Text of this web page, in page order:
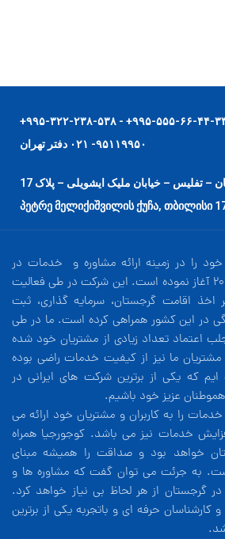
۵۵۵-۶۶-۴۴-۳۳+ - ۹۹۵-۳۲۲-۲۳۸-۵۳۸+
۹۵۱۱۹۹۵۰- ۰۲۱ دفتر تهران
– تفلیس – خیابان ملیک ایشویلی – پلاک 17
17 პეტრე მელიქიშვილის
را در زمینه ارائه مشاوره و خدمات در
کشور گرجستان از سال 2017 آغاز نموده است. این شرکت در طی فعالیت
اخذ اقامت گرجستان، سرمایه گذاری، ثبت
در این کشور همراهی کرده است. ما در طی
اعتماد تعداد زیادی از مشتریان خود شده
ما نیز از کیفیت خدمات راضی بوده
ایم که یکی از برترین شرکت های ایرانی در
عزیز خود باشیم.
را به کاربران و مشتریان خود ارائه می
خدمات نیز می باشد. کوجورجیا همراه
خواهد بود و صداقت را همیشه مبنای
به جرئت می توان گفت که مشاوره ها و
گرجستان از هر لحاظ بی نیاز خواهد کرد.
کارشناسان حرفه ای و باتجربه یکی از برترین